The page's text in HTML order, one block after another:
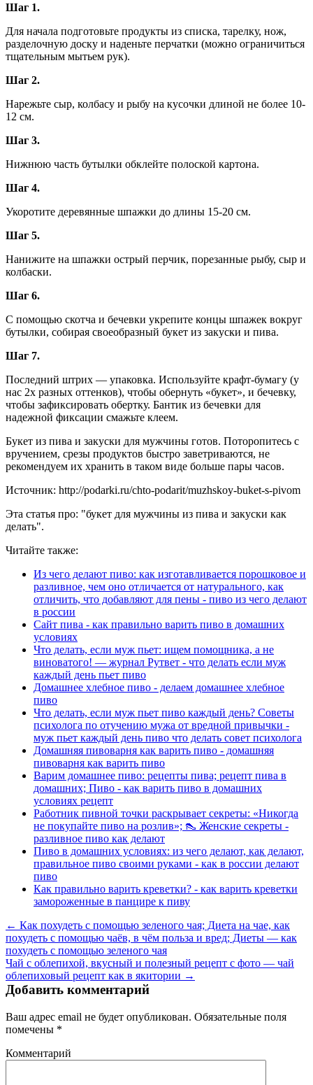
Шаг 1.
Для начала подготовьте продукты из списка, тарелку, нож,
разделочную доску и наденьте перчатки (можно ограничиться
тщательным мытьем рук).
Шаг 2.
Нарежьте сыр, колбасу и рыбу на кусочки длиной не более 10-
12 см.
Шаг 3.
Нижнюю часть бутылки обклейте полоской картона.
Шаг 4.
Укоротите деревянные шпажки до длины 15-20 см.
Шаг 5.
Нанижите на шпажки острый перчик, порезанные рыбу, сыр и
колбаски.
Шаг 6.
С помощью скотча и бечевки укрепите концы шпажек вокруг
бутылки, собирая своеобразный букет из закуски и пива.
Шаг 7.
Последний штрих — упаковка. Используйте крафт-бумагу (у
нас 2х разных оттенков), чтобы обернуть «букет», и бечевку,
чтобы зафиксировать обертку. Бантик из бечевки для
надежной фиксации смажьте клеем.
Букет из пива и закуски для мужчины готов. Поторопитесь с
вручением, срезы продуктов быстро заветриваются, не
рекомендуем их хранить в таком виде больше пары часов.
Источник: http://podarki.ru/chto-podarit/muzhskoy-buket-s-pivom
Эта статья про: "букет для мужчины из пива и закуски как
делать".
Читайте также:
Из чего делают пиво: как изготавливается порошковое и
разливное, чем оно отличается от натурального, как
отличить, что добавляют для пены - пиво из чего делают
в россии
Сайт пива - как правильно варить пиво в домашних
условиях
Что делать, если муж пьет: ищем помощника, а не
виноватого! — журнал Рутвет - что делать если муж
каждый день пьет пиво
Домашнее хлебное пиво - делаем домашнее хлебное
пиво
Что делать, если муж пьет пиво каждый день? Советы
психолога по отучению мужа от вредной привычки -
муж пьет каждый день пиво что делать совет психолога
Домашняя пивоварня как варить пиво - домашняя
пивоварня как варить пиво
Варим домашнее пиво: рецепты пива; рецепт пива в
домашних; Пиво - как варить пиво в домашних
условиях рецепт
Работник пивной точки раскрывает секреты: «Никогда
не покупайте пиво на розлив»; 👠 Женские секреты -
разливное пиво как делают
Пиво в домашних условиях: из чего делают, как делают,
правильное пиво своими руками - как в россии делают
пиво
Как правильно варить креветки? - как варить креветки
замороженные в панцире к пиву
← Как похудеть с помощью зеленого чая; Диета на чае, как
похудеть с помощью чаёв, в чём польза и вред; Диеты — как
похудеть с помощью зеленого чая
Чай с облепихой, вкусный и полезный рецепт с фото — чай
облепиховый рецепт как в якитории →
Добавить комментарий
Ваш адрес email не будет опубликован. Обязательные поля
помечены *
Комментарий